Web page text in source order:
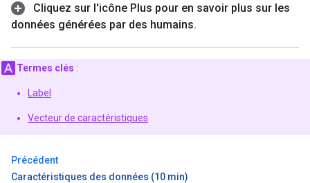
Cliquez sur l'icône Plus pour en savoir plus sur les
données générées par des humains.
Termes clés :
Label
Vecteur de caractéristiques
Précédent
Caractéristiques des données (10 min)